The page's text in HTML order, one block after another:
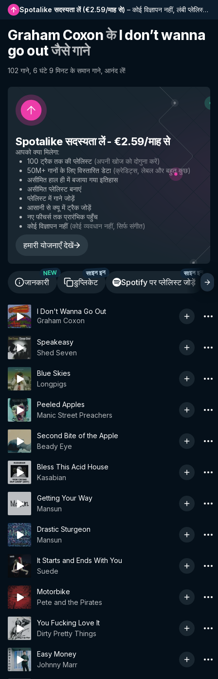
Spotalike सदस्यता लें(€2.59/माह से) – कोई विज्ञापन नहीं, लंबी प्लेलिस्ट, पूर्ण इतिहास और नई सुविधाओं तक प्रारंभिक पहुंच
Graham CoxonकेI don’t wanna
go outजैसे गाने
102 गाने, 6 घंटे 9 मिनट के समान गाने, आनंद लें!
Spotalike सदस्यता लें- €2.59/माह से
आपको क्या मिलेगा:
100 ट्रैक तक की प्लेलिस्ट (अपनी खोज को दोगुना करें)
50M+ गानों के लिए विस्तारित डेटा (क्रेडिट्स, लेबल और बहुत कुछ)
असीमित हाल ही में बजाया गया इतिहास
असीमित प्लेलिस्ट बनाएं
प्लेलिस्ट में गाने जोड़ें
आसानी से क्यू में ट्रैक जोड़ें
नए फीचर्स तक प्रारंभिक पहुँच
कोई विज्ञापन नहीं (कोई व्यवधान नहीं, सिर्फ संगीत)
हमारी योजनाएँ देखें
जानकारी
NEW
डुप्लिकेट
साइन इन
Spotify पर प्लेलिस्ट जोड़ें
साइन इन
I Don't Wanna Go Out
Graham Coxon
Speakeasy
Shed Seven
Blue Skies
Longpigs
Peeled Apples
Manic Street Preachers
Second Bite of the Apple
Beady Eye
Bless This Acid House
Kasabian
Getting Your Way
Mansun
Drastic Sturgeon
Mansun
It Starts and Ends With You
Suede
Motorbike
Pete and the Pirates
You Fucking Love It
Dirty Pretty Things
Easy Money
Johnny Marr